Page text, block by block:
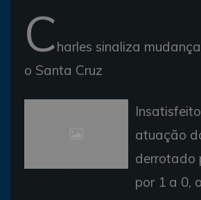
Charles sinaliza
o Santa Cruz
atuação
derrotado
por 1 a 0,